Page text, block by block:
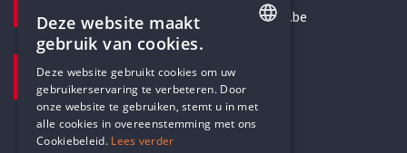
secretariaat@humanistischverbond.be
Pottenbrug 4
Antwerpen, 2000
DUTCH
Deze website maakt
gebruik van cookies.
Deze website gebruikt cookies om uw
gebruikerservaring te verbeteren. Door
onze website te gebruiken, stemt u in met
alle cookies in overeenstemming met ons
Cookiebeleid. Lees verder